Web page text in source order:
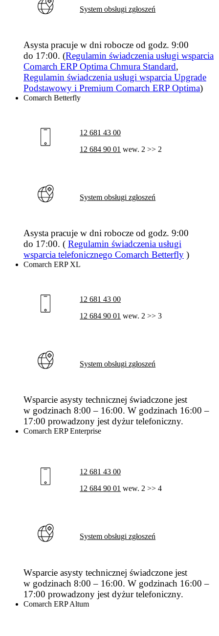
System obsługi zgłoszeń
Asysta pracuje w dni robocze od godz. 9:00
do 17:00. (Regulamin świadczenia usługi wsparcia
Comarch ERP Optima Chmura Standard,
Regulamin świadczenia usługi wsparcia Upgrade
Podstawowy i Premium Comarch ERP Optima)
Comarch Betterfly
12 681 43 00
12 684 90 01 wew. 2 >> 2
System obsługi zgłoszeń
Asysta pracuje w dni robocze od godz. 9:00
do 17:00. ( Regulamin świadczenia usługi
wsparcia telefonicznego Comarch Betterfly )
Comarch ERP XL
12 681 43 00
12 684 90 01 wew. 2 >> 3
System obsługi zgłoszeń
Wsparcie asysty technicznej świadczone jest
w godzinach 8:00 – 16:00. W godzinach 16:00 –
17:00 prowadzony jest dyżur telefoniczny.
Comarch ERP Enterprise
12 681 43 00
12 684 90 01 wew. 2 >> 4
System obsługi zgłoszeń
Wsparcie asysty technicznej świadczone jest
w godzinach 8:00 – 16:00. W godzinach 16:00 –
17:00 prowadzony jest dyżur telefoniczny.
Comarch ERP Altum